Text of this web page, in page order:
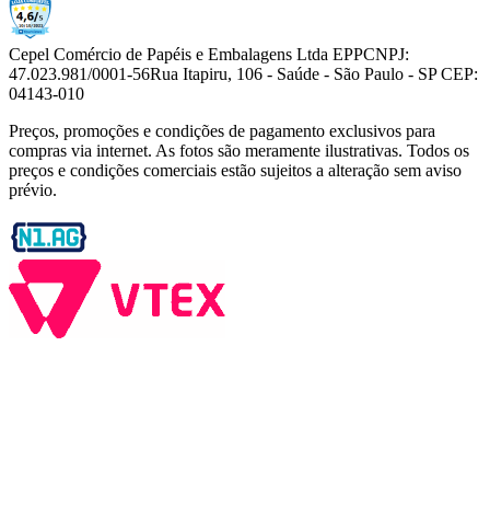
Cepel Comércio de Papéis e Embalagens Ltda EPPCNPJ:
47.023.981/0001-56Rua Itapiru, 106 - Saúde - São Paulo - SP CEP:
04143-010
Preços, promoções e condições de pagamento exclusivos para
compras via internet. As fotos são meramente ilustrativas. Todos os
preços e condições comerciais estão sujeitos a alteração sem aviso
prévio.